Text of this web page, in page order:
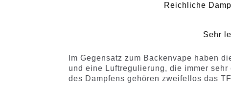
Reichliche
Sehr
Im Gegensatz zum Backenvape haben
und eine Luftregulierung, die immer
des Dampfens gehören zweifellos das